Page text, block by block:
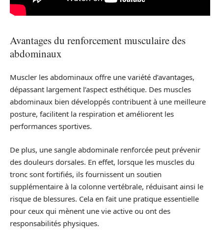
Avantages du renforcement musculaire des
abdominaux
Muscler les abdominaux offre une variété d’avantages,
dépassant largement l’aspect esthétique. Des muscles
abdominaux bien développés contribuent à une meilleure
posture, facilitent la respiration et améliorent les
performances sportives.
De plus, une sangle abdominale renforcée peut prévenir
des douleurs dorsales. En effet, lorsque les muscles du
tronc sont fortifiés, ils fournissent un soutien
supplémentaire à la colonne vertébrale, réduisant ainsi le
risque de blessures. Cela en fait une pratique essentielle
pour ceux qui mènent une vie active ou ont des
responsabilités physiques.